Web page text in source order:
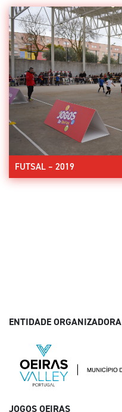
FUTSAL – 2019
ENTIDADE ORGANIZADORA
JOGOS OEIRAS